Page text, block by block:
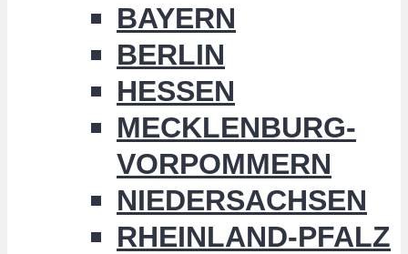
BAYERN
BERLIN
HESSEN
MECKLENBURG-
VORPOMMERN
NIEDERSACHSEN
RHEINLAND-PFALZ